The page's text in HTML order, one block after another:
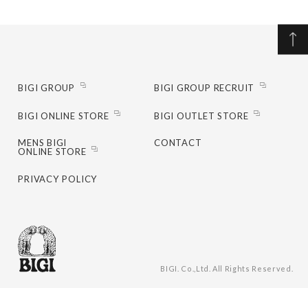
BIGI GROUP BIGI GROUP RECRUIT
BIGI ONLINE STORE BIGI OUTLET STORE
MENS BIGI
ONLINE STORE
CONTACT
PRIVACY POLICY
BIGI. Co.,Ltd. All Rights Reserved.